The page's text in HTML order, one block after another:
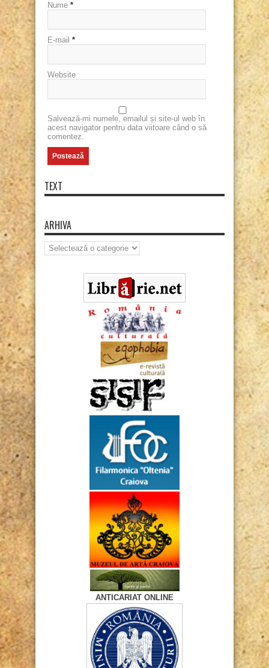
Nume *
E-mail *
Website
Salvează-mi numele, emailul și site-ul web în
acest navigator pentru data viitoare când o să
comentez.
TEXT
ARHIVA
Arhiva
ANTICARIAT ONLINE